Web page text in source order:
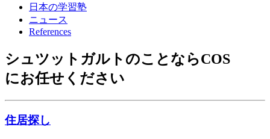
日本の学習塾
ニュース
References
シュツットガルトのことならCOS
にお任せください
住居探し